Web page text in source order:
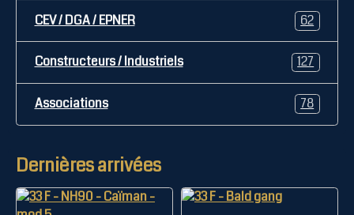
CEV / DGA / EPNER 62
Constructeurs / Industriels 127
Associations 78
Dernières arrivées